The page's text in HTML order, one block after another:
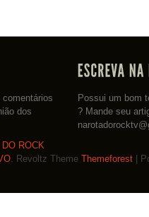
dos
Possui um bom
? Mande seu
DO ROCK
. Revoltz Theme Themeforest |